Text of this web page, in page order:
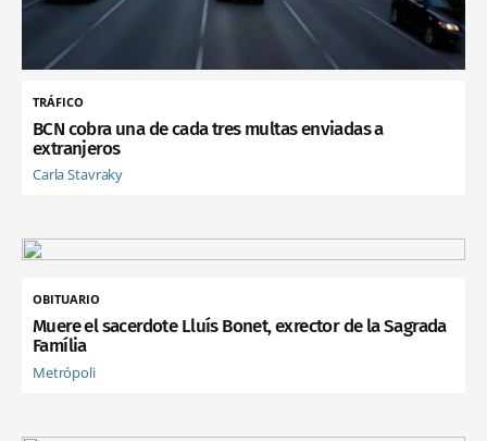
TRÁFICO
BCN cobra una de cada tres multas enviadas a
extranjeros
Carla Stavraky
OBITUARIO
Muere el sacerdote Lluís Bonet, exrector de la Sagrada
Família
Metrópoli